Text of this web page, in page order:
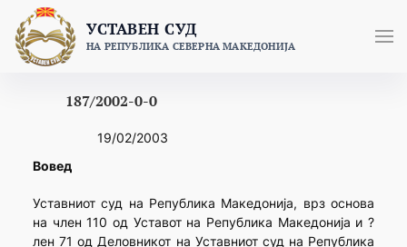
content
УСТАВЕН СУД
НА РЕПУБЛИКА СЕВЕРНА МАКЕДОНИЈА
187/2002-0-0
19/02/2003
Вовед
Уставниот суд на Република Македонија, врз основа
на член 110 од Уставот на Република Македонија и ?
лен 71 од Деловникот на Уставниот суд на Република